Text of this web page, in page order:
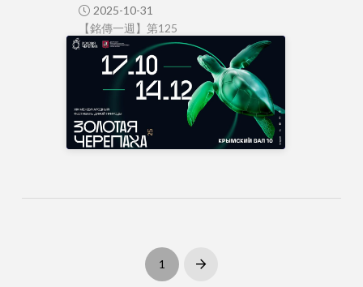
2025-10-31
【銘傳一週】第125
1 Next